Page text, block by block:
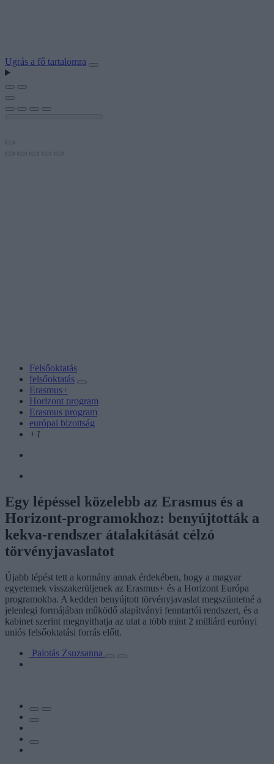
Ugrás a fő tartalomra
Felsőoktatás
felsőoktatás
Erasmus+
Horizont program
Erasmus program
európai bizottság
+1
Egy lépéssel közelebb az Erasmus és a
Horizont-programokhoz: benyújtották a
kekva-rendszer átalakítását célzó
törvényjavaslatot
Újabb lépést tett a kormány annak érdekében, hogy a magyar
egyetemek visszakerüljenek az Erasmus+ és a Horizont Európa
programokba. A kedden benyújtott törvényjavaslat megszüntetné a
jelenlegi formájában működő alapítványi fenntartói rendszert, és a
kabinet szerint megnyithatja az utat a több mint 2 milliárd eurónyi
uniós felsőoktatási forrás előtt.
Palotás Zsuzsanna